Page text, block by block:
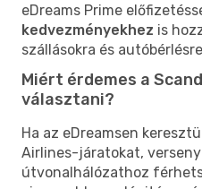
eDreams Prime
kedvezményekhez is
szállásokra és
Miért érdemes a
választani?
Ha az eDreamsen
Airlines-járatokat,
útvonalhálózathoz